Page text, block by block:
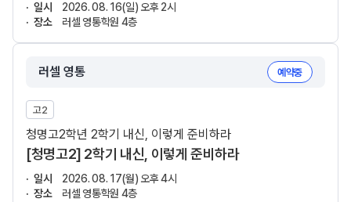
일시
2026. 08. 16(일) 오후 2시
장소
러셀 영통학원 4층
러셀 영통 예약중
고2
청명고2학년 2학기 내신, 이렇게 준비하라
[청명고2] 2학기 내신, 이렇게 준비하라
일시
2026. 08. 17(월) 오후 4시
장소
러셀 영통학원 4층